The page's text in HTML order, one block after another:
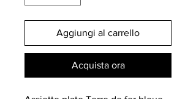
Aggiungi al carrello
Acquista ora